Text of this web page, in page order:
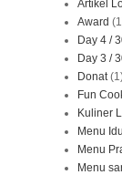
Artikel
Award
Day 4 /
Day 3 /
Donat
Fun
Kuliner
Menu
Menu
Menu